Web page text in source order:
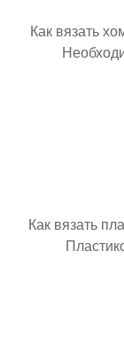
Как вязать
Как вязать